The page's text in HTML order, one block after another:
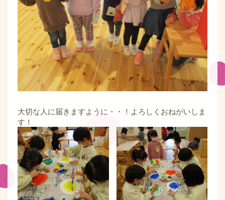
大切な人に届きますように・・！よろしくおねがいしま
す！